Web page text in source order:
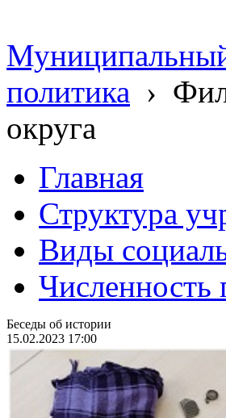
политика ›
округа
Главная
Структура
Виды
Численность
Беседы об истории
15.02.2023 17:00